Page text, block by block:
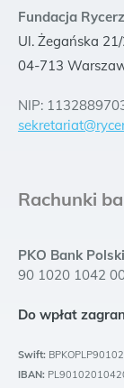
Fundacja
Ul. Żegańska
04-713
NIP:
Rachunki
PKO Bank
90 1020 1042
Do wpłat
Swift:
IBAN: